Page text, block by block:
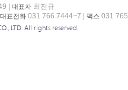
| 대표자 최진규
대표전화 031 766 7444~7 | 팩스 031
LTD. All rights reserved.